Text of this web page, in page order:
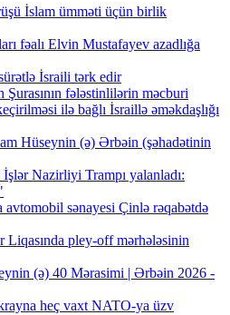
İslam ümməti üçün birlik
fəalı Elvin Mustafayev azadlığa
İsraili tərk edir
Şurasının fələstinlilərin məcburi
ilə bağlı İsraillə əməkdaşlığı
Hüseynin (ə) Ərbəin (şəhadətinin
Nazirliyi Trampı yalanladı:
avtomobil sənayesi Çinlə rəqabətdə
Liqasında pley-off mərhələsinin
(ə) 40 Mərasimi | Ərbəin 2026 -
heç vaxt NATO-ya üzv